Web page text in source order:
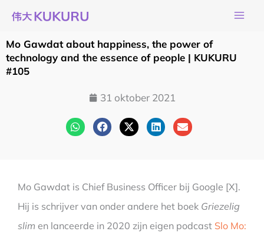
naar
de
inhoud
Mo Gawdat about happiness, the power of
technology and the essence of people | KUKURU
#105
31 oktober 2021
Mo Gawdat is Chief Business Officer bij Google [X].
Hij is schrijver van onder andere het boek Griezelig
slim en lanceerde in 2020 zijn eigen podcast Slo Mo: